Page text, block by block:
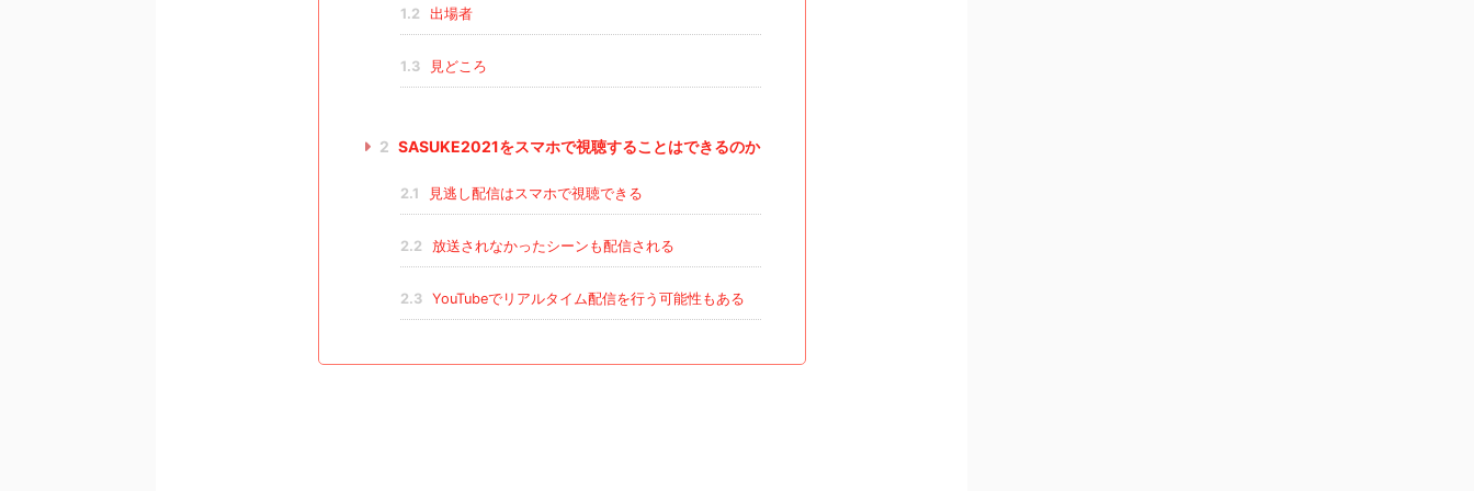
1.2 出場者
1.3 見どころ
2 SASUKE2021をスマホで視聴することはできるのか
2.1 見逃し配信はスマホで視聴できる
2.2 放送されなかったシーンも配信される
2.3 YouTubeでリアルタイム配信を行う可能性もある